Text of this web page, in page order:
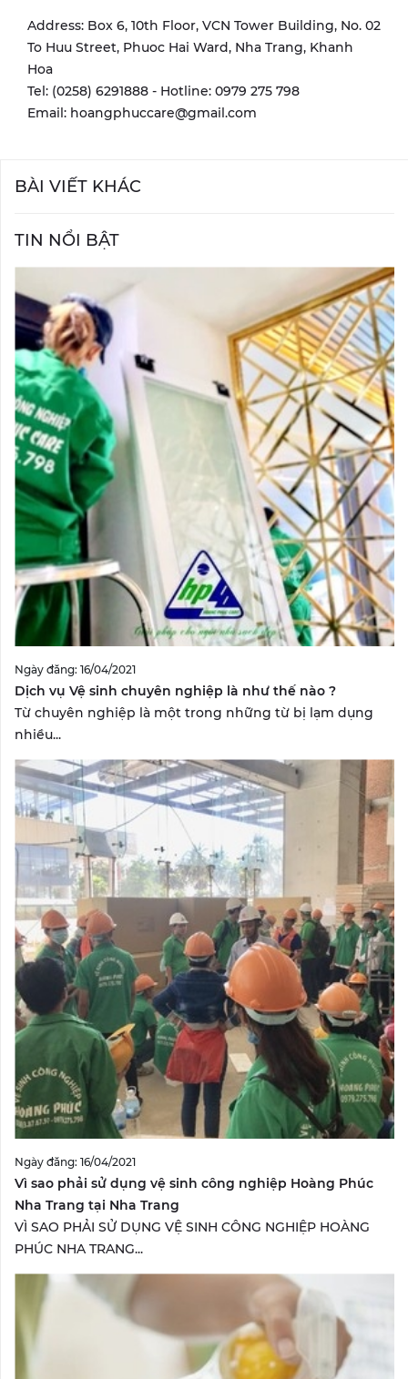
Address: Box 6, 10th Floor, VCN Tower Building, No. 02
To Huu Street, Phuoc Hai Ward, Nha Trang, Khanh
Hoa
Tel: (0258) 6291888 - Hotline: 0979 275 798
Email: hoangphuccare@gmail.com
BÀI VIẾT KHÁC
TIN NỔI BẬT
Ngày đăng: 16/04/2021
Dịch vụ Vệ sinh chuyên nghiệp là như thế nào ?
Từ chuyên nghiệp là một trong những từ bị lạm dụng
nhiều...
Ngày đăng: 16/04/2021
Vì sao phải sử dụng vệ sinh công nghiệp Hoàng Phúc
Nha Trang tại Nha Trang
VÌ SAO PHẢI SỬ DỤNG VỆ SINH CÔNG NGHIỆP HOÀNG
PHÚC NHA TRANG...